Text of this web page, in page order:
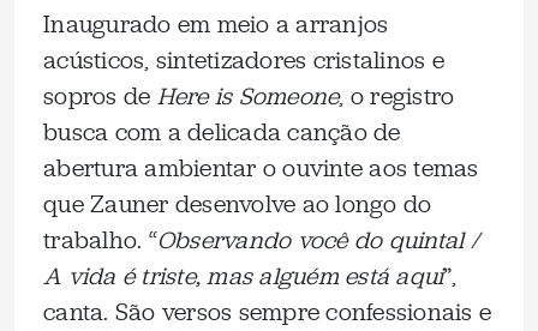
Inaugurado em meio a arranjos
acústicos, sintetizadores cristalinos e
sopros de Here is Someone, o registro
busca com a delicada canção de
abertura ambientar o ouvinte aos temas
que Zauner desenvolve ao longo do
trabalho. “Observando você do quintal /
A vida é triste, mas alguém está aqui”,
canta. São versos sempre confessionais e